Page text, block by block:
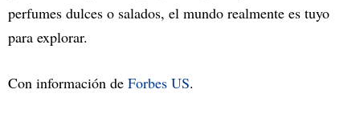
perfumes dulces o salados, el mundo realmente es tuyo
para explorar.
Con información de Forbes US.